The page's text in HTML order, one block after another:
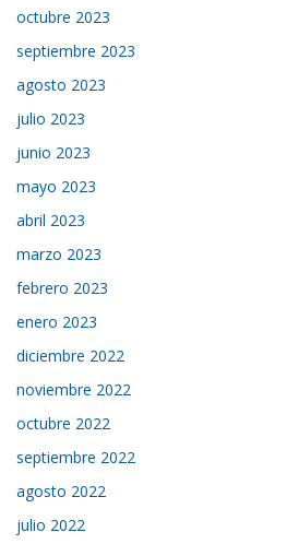
octubre 2023
septiembre 2023
agosto 2023
julio 2023
junio 2023
mayo 2023
abril 2023
marzo 2023
febrero 2023
enero 2023
diciembre 2022
noviembre 2022
octubre 2022
septiembre 2022
agosto 2022
julio 2022